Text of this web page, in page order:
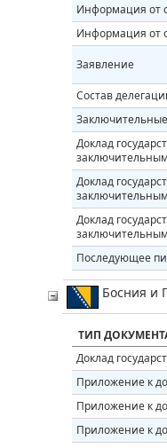
Информация от
Информация от
Заявление
Состав
Доклад
Доклад
Доклад
Последующее
Босния и
ТИП
Доклад
Приложение к
Приложение к
Приложение к